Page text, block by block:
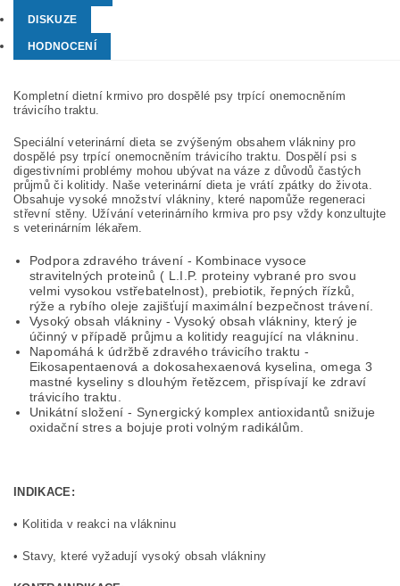
DISKUZE
HODNOCENÍ
Kompletní dietní krmivo pro dospělé psy trpící onemocněním
trávicího traktu.
Speciální veterinární dieta se zvýšeným obsahem vlákniny pro
dospělé psy trpící onemocněním trávicího traktu. Dospělí psi s
digestivními problémy mohou ubývat na váze z důvodů častých
průjmů či kolitidy. Naše veterinární dieta je vrátí zpátky do života.
Obsahuje vysoké množství vlákniny, které napomůže regeneraci
střevní stěny. Užívání veterinárního krmiva pro psy vždy konzultujte
s veterinárním lékařem.
Podpora zdravého trávení - Kombinace vysoce
stravitelných proteinů ( L.I.P. proteiny vybrané pro svou
velmi vysokou vstřebatelnost), prebiotik, řepných řízků,
rýže a rybího oleje zajišťují maximální bezpečnost trávení.
Vysoký obsah vlákniny - Vysoký obsah vlákniny, který je
účinný v případě průjmu a kolitidy reagující na vlákninu.
Napomáhá k údržbě zdravého trávicího traktu -
Eikosapentaenová a dokosahexaenová kyselina, omega 3
mastné kyseliny s dlouhým řetězcem, přispívají ke zdraví
trávicího traktu.
Unikátní složení - Synergický komplex antioxidantů snižuje
oxidační stres a bojuje proti volným radikálům.
INDIKACE:
• Kolitida v reakci na vlákninu
• Stavy, které vyžadují vysoký obsah vlákniny